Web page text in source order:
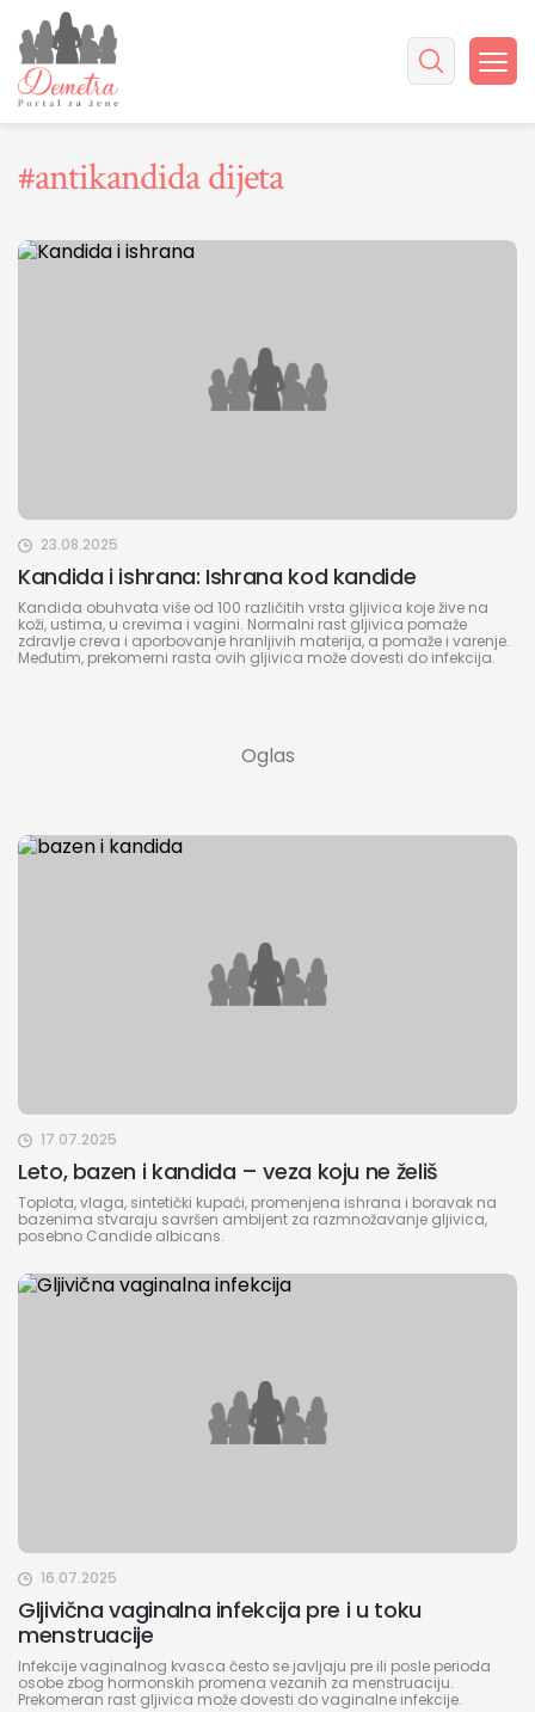
#antikandida dijeta
23.08.2025
Kandida i ishrana: Ishrana kod kandide
Kandida obuhvata više od 100 različitih vrsta gljivica koje žive na
koži, ustima, u crevima i vagini. Normalni rast gljivica pomaže
zdravlje creva i aporbovanje hranljivih materija, a pomaže i varenje.
Međutim, prekomerni rasta ovih gljivica može dovesti do infekcija.
17.07.2025
Leto, bazen i kandida – veza koju ne želiš
Toplota, vlaga, sintetički kupaći, promenjena ishrana i boravak na
bazenima stvaraju savršen ambijent za razmnožavanje gljivica,
posebno Candide albicans.
16.07.2025
Gljivična vaginalna infekcija pre i u toku
menstruacije
Infekcije vaginalnog kvasca često se javljaju pre ili posle perioda
osobe zbog hormonskih promena vezanih za menstruaciju.
Prekomeran rast gljivica može dovesti do vaginalne infekcije.